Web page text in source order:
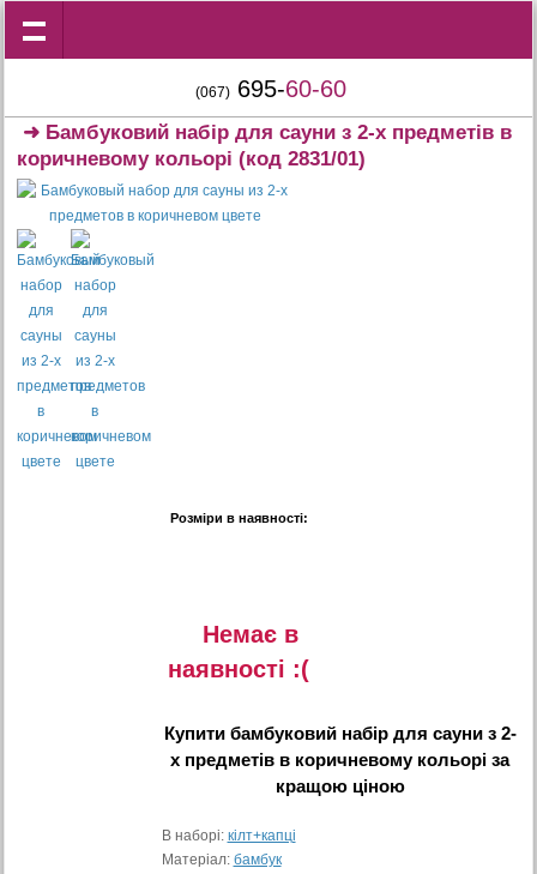
(067) 695-60-60
➜ Бамбуковий набір для сауни з 2-х предметів в
коричневому кольорі (код 2831/01)
Розміри в наявності:
Немає в
наявностi :(
Купити бамбуковий набір для сауни з 2-
х предметів в коричневому кольорі за
кращою ціною
В наборі: кілт+капці
Матеріал: бамбук